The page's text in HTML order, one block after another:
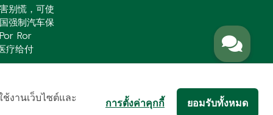
别慌，可使
强制汽车保
Ror
疗给付
งานเว็บไซต์และ
ยอมรับทั้งหมด
การตั้งค่าคุกกี้